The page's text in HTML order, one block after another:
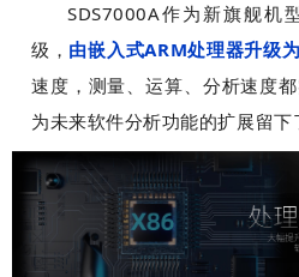
SDS7000A作为新旗舰机
级， 由嵌入式ARM处理器升级
速度，测量、运算、分析速度
为未来软件分析功能的扩展留下